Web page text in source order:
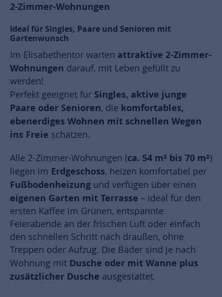
2-Zimmer-Wohnungen
Ideal für Singles, Paare und Senioren mit
Gartenwunsch
Im Elisabethentor warten attraktive 2-Zimmer-
Wohnungen darauf, mit Leben gefüllt zu
werden!
Perfekt geeignet für Singles, aktive junge
Paare oder Senioren, die komfortables,
ebenerdiges Wohnen mit schnellen Wegen
ins Freie schätzen.
Alle 2-Zimmer-Wohnungen (ca. 54 m² bis 70 m²)
liegen im Erdgeschoss, heizen komfortabel per
Fußbodenheizung und verfügen über einen
eigenen Garten mit Terrasse – ideal für den
ersten Kaffee im Grünen, entspannte
Feierabende an der frischen Luft oder einfach
den schnellen Schritt nach draußen, ohne
Treppen oder Aufzug. Die Bäder sind je nach
Wohnung mit Dusche oder mit Wanne plus
zusätzlicher Dusche ausgestattet.